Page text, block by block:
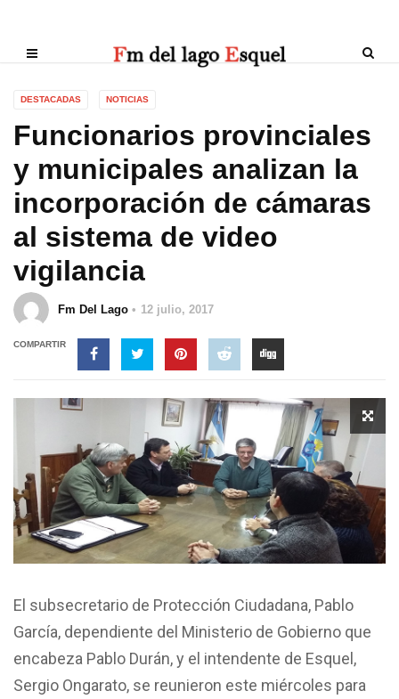
DESTACADAS NOTICIAS
Funcionarios provinciales
y municipales analizan la
incorporación de cámaras
al sistema de video
vigilancia
Fm Del Lago 12 julio, 2017
COMPARTIR
El subsecretario de Protección Ciudadana, Pablo
García, dependiente del Ministerio de Gobierno que
encabeza Pablo Durán, y el intendente de Esquel,
Sergio Ongarato, se reunieron este miércoles para